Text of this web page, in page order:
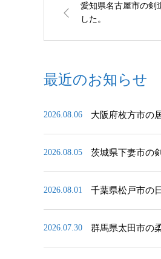
愛知県名古屋市の剣
した。
最近のお知らせ
2026.08.06 大阪府枚方市の
2026.08.05 茨城県下妻市の
2026.08.01 千葉県松戸市の
2026.07.30 群馬県太田市の